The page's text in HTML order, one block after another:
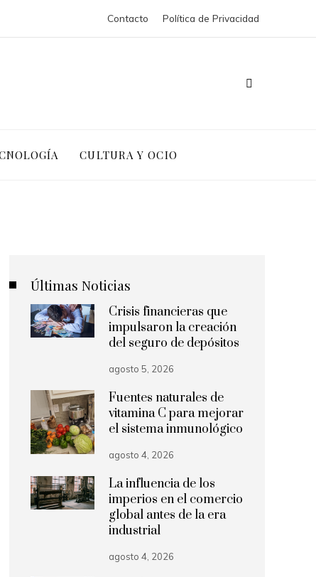
Contacto Política de Privacidad
CULTURA Y OCIO
Últimas Noticias
Crisis financieras que
impulsaron la creación
del seguro de depósitos
agosto 5, 2026
Fuentes naturales de
vitamina C para mejorar
el sistema inmunológico
agosto 4, 2026
La influencia de los
imperios en el comercio
global antes de la era
industrial
agosto 4, 2026